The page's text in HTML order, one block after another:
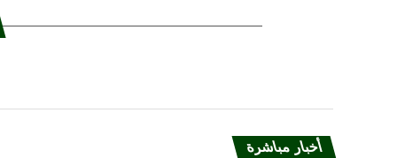
أخبار مباشرة